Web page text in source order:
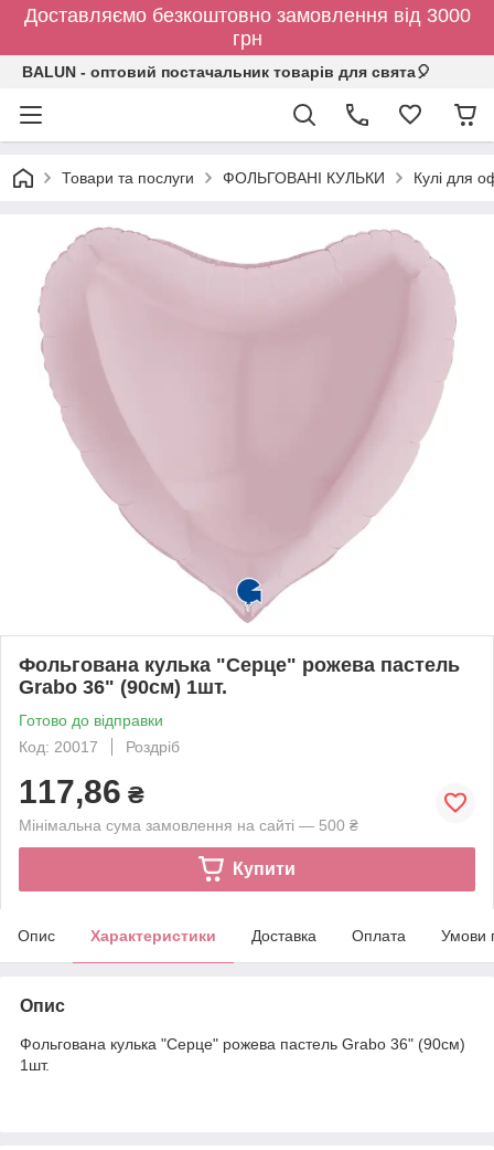
Доставляємо безкоштовно замовлення від 3000
грн
BALUN - оптовий постачальник товарів для свята🎈
Товари та послуги ФОЛЬГОВАНІ КУЛЬКИ Кулі для
Фольгована кулька "Серце" рожева пастель
Grabo 36" (90см) 1шт.
Готово до відправки
Код: 20017
Роздріб
117,86 ₴
Мінімальна сума замовлення на сайті — 500 ₴
Купити
Опис Характеристики Доставка Оплата Умови
Опис
Фольгована кулька "Серце" рожева пастель Grabo 36" (90см)
1шт.